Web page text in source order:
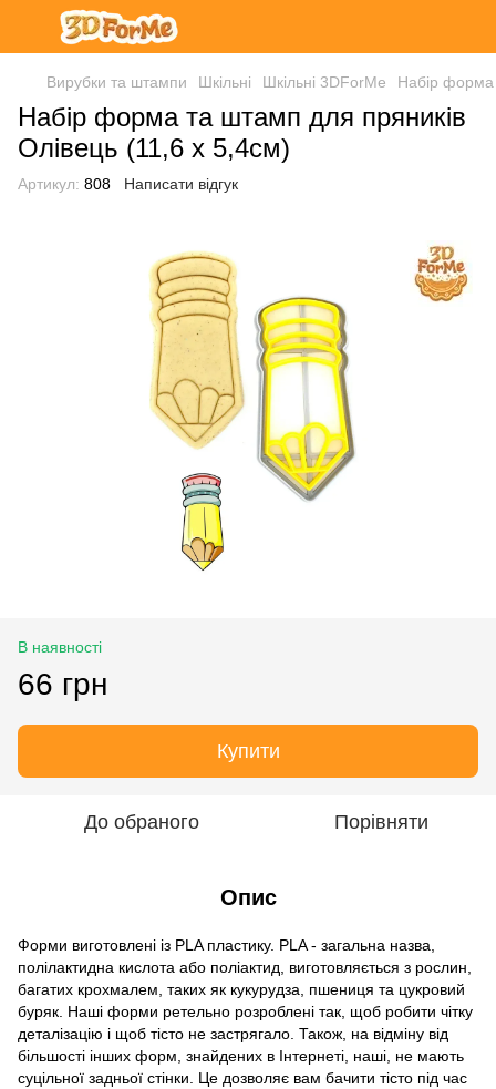
Вирубки та штампи Шкільні Шкільні 3DForMe Набір форма
Набір форма та штамп для пряників
Олівець (11,6 х 5,4см)
Артикул: 808 Написати відгук
В наявності
66 грн
Купити
До обраного Порівняти
Опис
Форми виготовлені із PLA пластику. PLA - загальна назва,
полілактидна кислота або поліактид, виготовляється з рослин,
багатих крохмалем, таких як кукурудза, пшениця та цукровий
буряк. Наші форми ретельно розроблені так, щоб робити чітку
деталізацію і щоб тісто не застрягало. Також, на відміну від
більшості інших форм, знайдених в Інтернеті, наші, не мають
суцільної задньої стінки. Це дозволяє вам бачити тісто під час